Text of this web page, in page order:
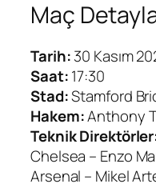
Maç
Tarih:30 Kasım
Saat:17:30
Stad:Stamford
Hakem:Anthony
Teknik
Chelsea – Enzo
Arsenal – Mikel